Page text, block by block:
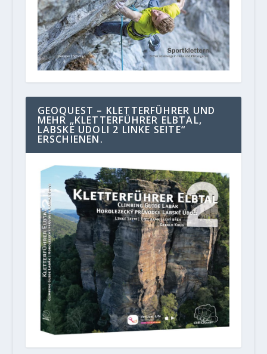
GEOQUEST – KLETTERFÜHRER UND
MEHR „KLETTERFÜHRER ELBTAL,
LABSKE UDOLI 2 LINKE SEITE“
ERSCHIENEN.